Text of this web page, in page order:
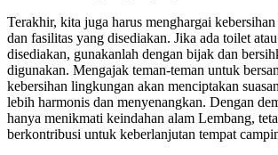
Terakhir, kita juga harus menghargai
dan fasilitas yang disediakan. Jika ada toilet
disediakan, gunakanlah dengan bijak dan
digunakan. Mengajak teman-teman untuk
kebersihan lingkungan akan menciptakan
lebih harmonis dan menyenangkan. Dengan
hanya menikmati keindahan alam Lembang,
berkontribusi untuk keberlanjutan tempat